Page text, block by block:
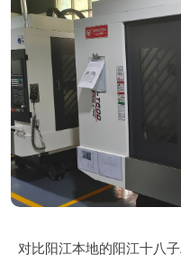
对比阳江本地的阳江十八